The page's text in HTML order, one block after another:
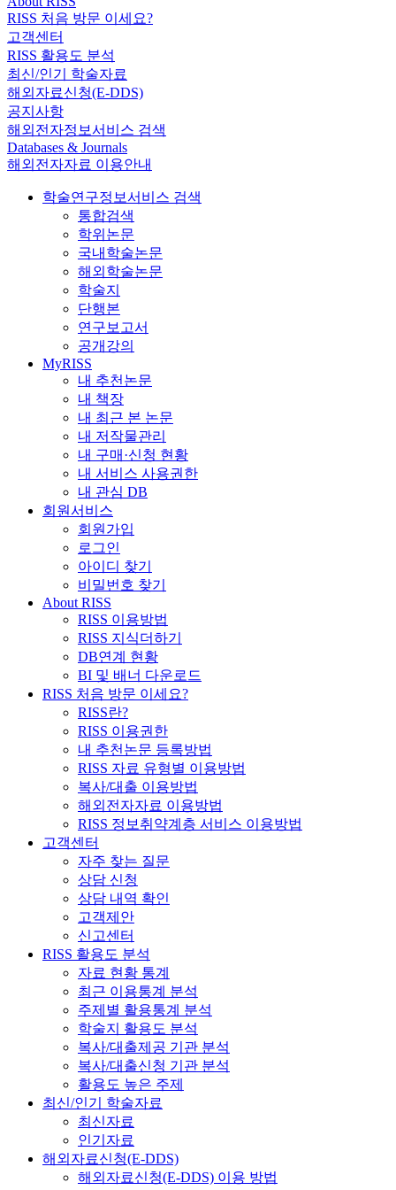
RISS 처음 방문 이세요?
고객센터
RISS 활용도 분석
최신/인기 학술자료
해외자료신청(E-DDS)
공지사항
해외전자정보서비스 검색
Databases & Journals
해외전자자료 이용안내
학술연구정보서비스 검색
통합검색
학위논문
국내학술논문
해외학술논문
학술지
단행본
연구보고서
공개강의
MyRISS
내 추천논문
내 책장
내 최근 본 논문
내 저작물관리
내 구매·신청 현황
내 서비스 사용권한
내 관심 DB
회원서비스
회원가입
로그인
아이디 찾기
비밀번호 찾기
About RISS
RISS 이용방법
RISS 지식더하기
DB연계 현황
BI 및 배너 다운로드
RISS 처음 방문 이세요?
RISS란?
RISS 이용권한
내 추천논문 등록방법
RISS 자료 유형별 이용방법
복사/대출 이용방법
해외전자자료 이용방법
RISS 정보취약계층 서비스 이용방법
고객센터
자주 찾는 질문
상담 신청
상담 내역 확인
고객제안
신고센터
RISS 활용도 분석
자료 현황 통계
최근 이용통계 분석
주제별 활용통계 분석
학술지 활용도 분석
복사/대출제공 기관 분석
복사/대출신청 기관 분석
활용도 높은 주제
최신/인기 학술자료
최신자료
인기자료
해외자료신청(E-DDS)
해외자료신청(E-DDS) 이용 방법